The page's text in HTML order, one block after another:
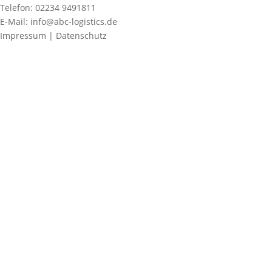
Telefon: 02234 9491811
E-Mail: info@abc-logistics.de
Impressum | Datenschutz